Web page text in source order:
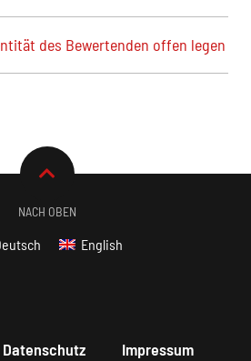
des Bewertenden offen legen
NACH OBEN
English
Datenschutz Impressum